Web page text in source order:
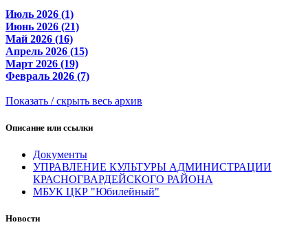
Июль 2026 (1)
Июнь 2026 (21)
Май 2026 (16)
Апрель 2026 (15)
Март 2026 (19)
Февраль 2026 (7)
Показать / скрыть весь архив
Описание или ссылки
Документы
УПРАВЛЕНИЕ КУЛЬТУРЫ АДМИНИСТРАЦИИ
КРАСНОГВАРДЕЙСКОГО РАЙОНА
МБУК ЦКР "Юбилейный"
Новости